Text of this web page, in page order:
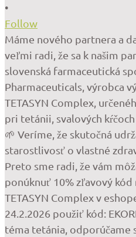
•
Follow
Máme nového partnera a
veľmi radi, že sa k našim
slovenská farmaceutická
Pharmaceuticals, výrobca
TETASYN Complex,
pri tetánii, svalových
🌱 Veríme, že skutočná
starostlivosť o vlastné
Preto sme radi, že vám
ponúknuť 10% zľavový kód
TETASYN Complex v
24.2.2026 použiť kód:
téma tetánia, odporúčame